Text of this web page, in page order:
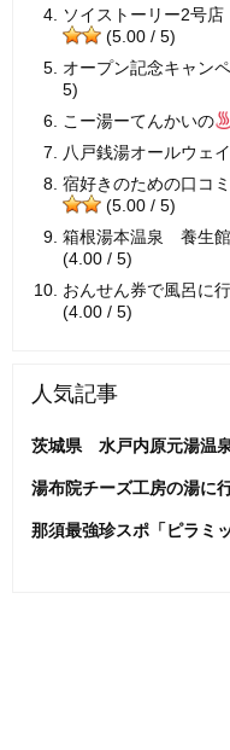
ソイストーリー2号店
(5.00 / 5)
オープン記念キャン
5)
こー湯ーてんかいの
八戸銭湯オールウェ
宿好きのための口コ
(5.00 / 5)
箱根湯本温泉 養生館
(4.00 / 5)
おんせん券で風呂に
(4.00 / 5)
人気記事
茨城県 水戸内原元湯温
湯布院チーズ工房の湯に
那須最強珍スポ「ピラミ